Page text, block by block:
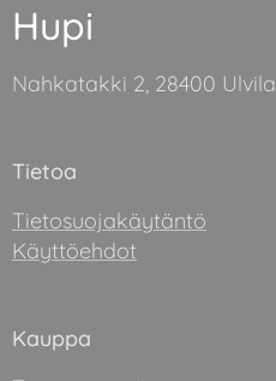
Hupi
Nahkatakki 2, 28400 Ulvila
Tietoa
Tietosuojakäytäntö
Käyttöehdot
Kauppa